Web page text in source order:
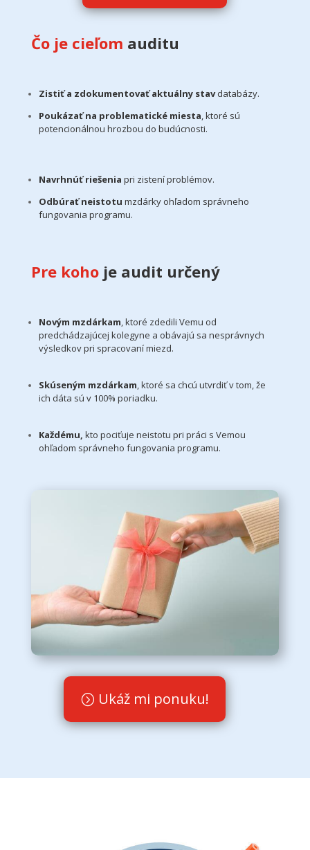
Čo je cieľom auditu
Zistiť a zdokumentovať aktuálny stavdatabázy.
Poukázať na problematické miesta, ktoré sú
potencionálnou hrozbou do budúcnosti.
Navrhnúť riešenia pri zistení problémov.
Odbúrať neistotu mzdárky ohľadom správneho
fungovania programu.
Pre kohoje audit určený
Novým mzdárkam, ktoré zdedili Vemu od
predchádzajúcej kolegyne a obávajú sa nesprávnych
výsledkov pri spracovaní miezd.
Skúseným mzdárkam, ktoré sa chcú utvrdiť v tom, že
ich dáta sú v 100% poriadku.
Každému, kto pociťuje neistotu pri práci s Vemou
ohľadom správneho fungovania programu.
Ukáž mi ponuku!